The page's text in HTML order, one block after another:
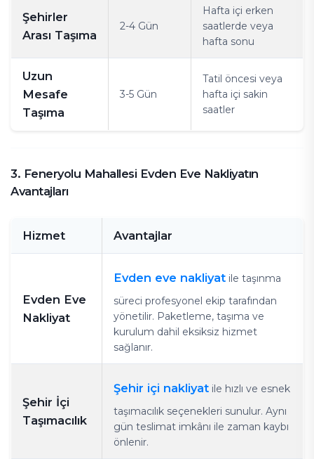
Şehirler
Arası Taşıma
2-4 Gün
Hafta içi erken
saatlerde veya
hafta sonu
Uzun
Mesafe
Taşıma
3-5 Gün
Tatil öncesi veya
hafta içi sakin
saatler
3. Feneryolu Mahallesi Evden Eve Nakliyatın
Avantajları
Hizmet Avantajlar
Evden Eve
Nakliyat
Evden eve nakliyat ile taşınma
süreci profesyonel ekip tarafından
yönetilir. Paketleme, taşıma ve
kurulum dahil eksiksiz hizmet
sağlanır.
Şehir İçi
Taşımacılık
Şehir içi nakliyat ile hızlı ve esnek
taşımacılık seçenekleri sunulur. Aynı
gün teslimat imkânı ile zaman kaybı
önlenir.